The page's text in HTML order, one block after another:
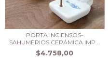
PORTA INCIENSOS-
SAHUMERIOS CERÁMICA IMP...
$4.758,00